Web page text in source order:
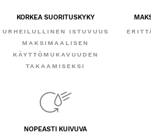
KORKEA SUORITUSKYKY
URHEILULLINEN ISTUVUUS
MAKSIMAALISEN
KÄYTTÖMUKAVUUDEN
TAKAAMISEKSI
NOPEASTI KUIVUVA